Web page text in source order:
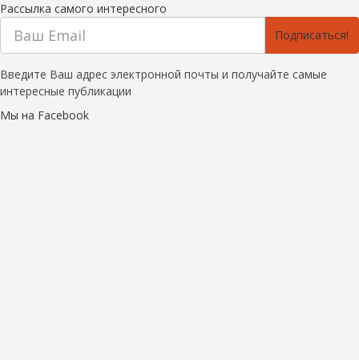
Рассылка самого интересного
Подписаться!
Введите Ваш адрес электронной почты и получайте самые
интересные публикации
Мы на Facebook